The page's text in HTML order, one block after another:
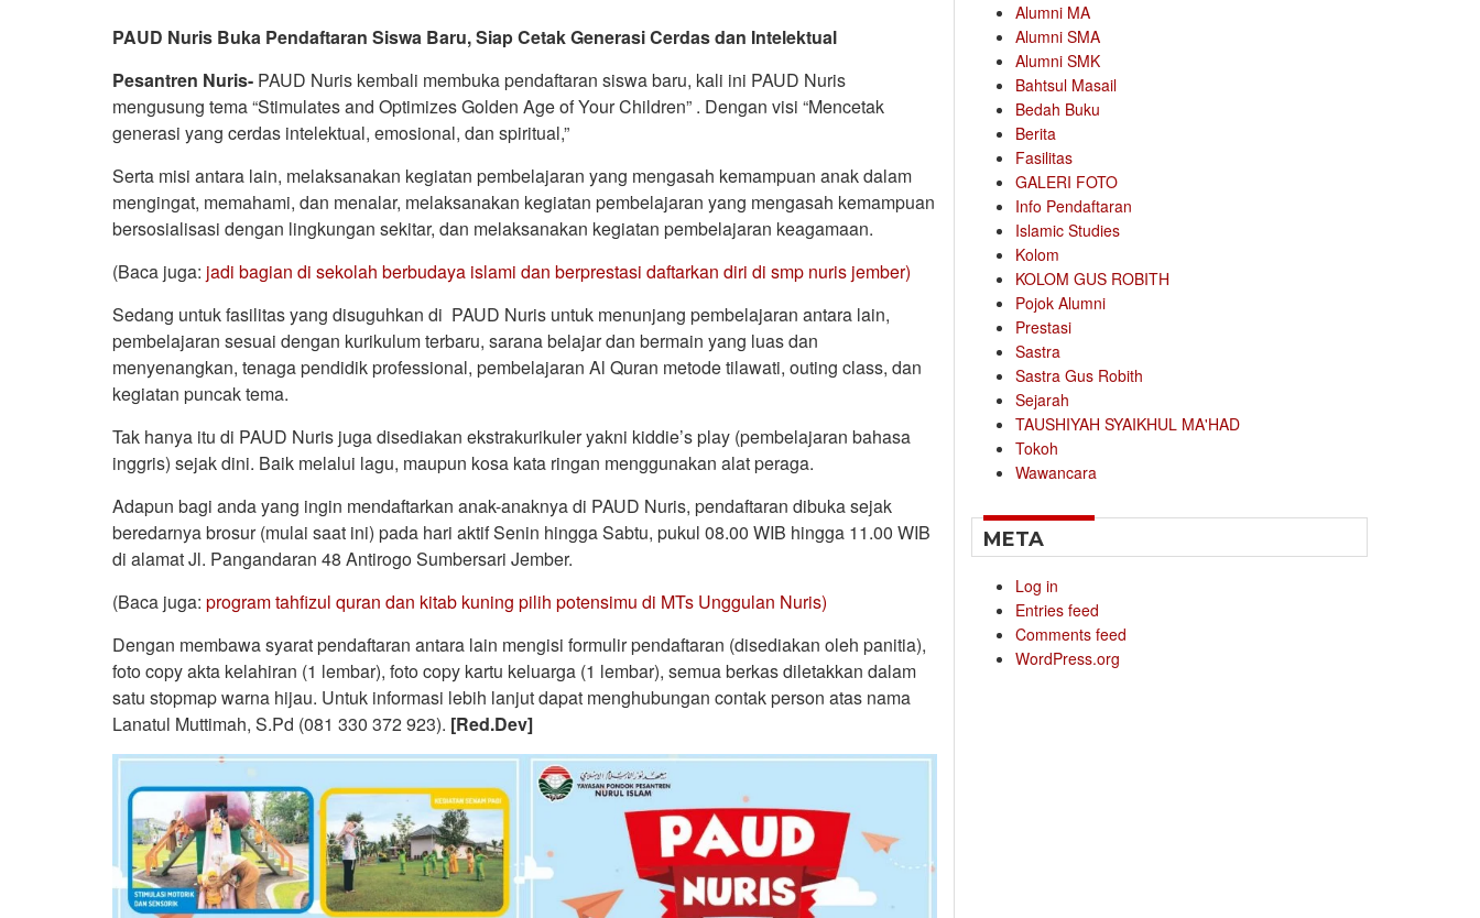
PAUD Nuris Buka Pendaftaran Siswa Baru, Siap Cetak Generasi Cerdas dan Intelektual
Pesantren Nuris- PAUD Nuris kembali membuka pendaftaran siswa baru, kali ini PAUD Nuris
mengusung tema “Stimulates and Optimizes Golden Age of Your Children” . Dengan visi “Mencetak
generasi yang cerdas intelektual, emosional, dan spiritual,”
Serta misi antara lain, melaksanakan kegiatan pembelajaran yang mengasah kemampuan anak dalam
mengingat, memahami, dan menalar, melaksanakan kegiatan pembelajaran yang mengasah kemampuan
bersosialisasi dengan lingkungan sekitar, dan melaksanakan kegiatan pembelajaran keagamaan.
(Baca juga: jadi bagian di sekolah berbudaya islami dan berprestasi daftarkan diri di smp nuris jember)
Sedang untuk fasilitas yang disuguhkan di PAUD Nuris untuk menunjang pembelajaran antara lain,
pembelajaran sesuai dengan kurikulum terbaru, sarana belajar dan bermain yang luas dan
menyenangkan, tenaga pendidik professional, pembelajaran Al Quran metode tilawati, outing class, dan
kegiatan puncak tema.
Tak hanya itu di PAUD Nuris juga disediakan ekstrakurikuler yakni kiddie’s play (pembelajaran bahasa
inggris) sejak dini. Baik melalui lagu, maupun kosa kata ringan menggunakan alat peraga.
Adapun bagi anda yang ingin mendaftarkan anak-anaknya di PAUD Nuris, pendaftaran dibuka sejak
beredarnya brosur (mulai saat ini) pada hari aktif Senin hingga Sabtu, pukul 08.00 WIB hingga 11.00 WIB
di alamat Jl. Pangandaran 48 Antirogo Sumbersari Jember.
(Baca juga: program tahfizul quran dan kitab kuning pilih potensimu di MTs Unggulan Nuris)
Dengan membawa syarat pendaftaran antara lain mengisi formulir pendaftaran (disediakan oleh panitia),
foto copy akta kelahiran (1 lembar), foto copy kartu keluarga (1 lembar), semua berkas diletakkan dalam
satu stopmap warna hijau. Untuk informasi lebih lanjut dapat menghubungan contak person atas nama
Lanatul Muttimah, S.Pd (081 330 372 923). [Red.Dev]
Alumni MA
Alumni SMA
Alumni SMK
Bahtsul Masail
Bedah Buku
Berita
Fasilitas
GALERI FOTO
Info Pendaftaran
Islamic Studies
Kolom
KOLOM GUS ROBITH
Pojok Alumni
Prestasi
Sastra
Sastra Gus Robith
Sejarah
TAUSHIYAH SYAIKHUL MA'HAD
Tokoh
Wawancara
META
Log in
Entries feed
Comments feed
WordPress.org